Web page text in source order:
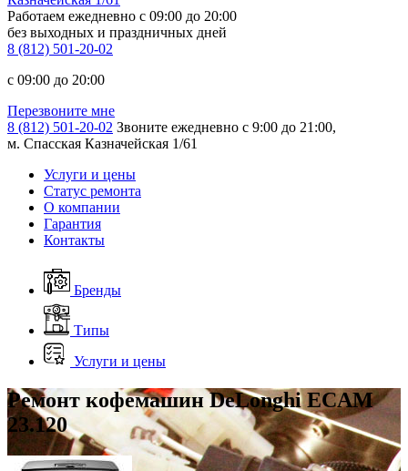
Работаем ежедневно c 09:00 до 20:00
без выходных и праздничных дней
8 (812) 501-20-02
c 09:00 до 20:00
Перезвоните мне
8 (812) 501-20-02 Звоните ежедневно с 9:00 до 21:00,
м. Спасская Казначейская 1/61
Услуги и цены
Статус ремонта
О компании
Гарантия
Контакты
Бренды
Типы
Услуги и цены
Ремонт кофемашин DeLonghi ECAM
23.120